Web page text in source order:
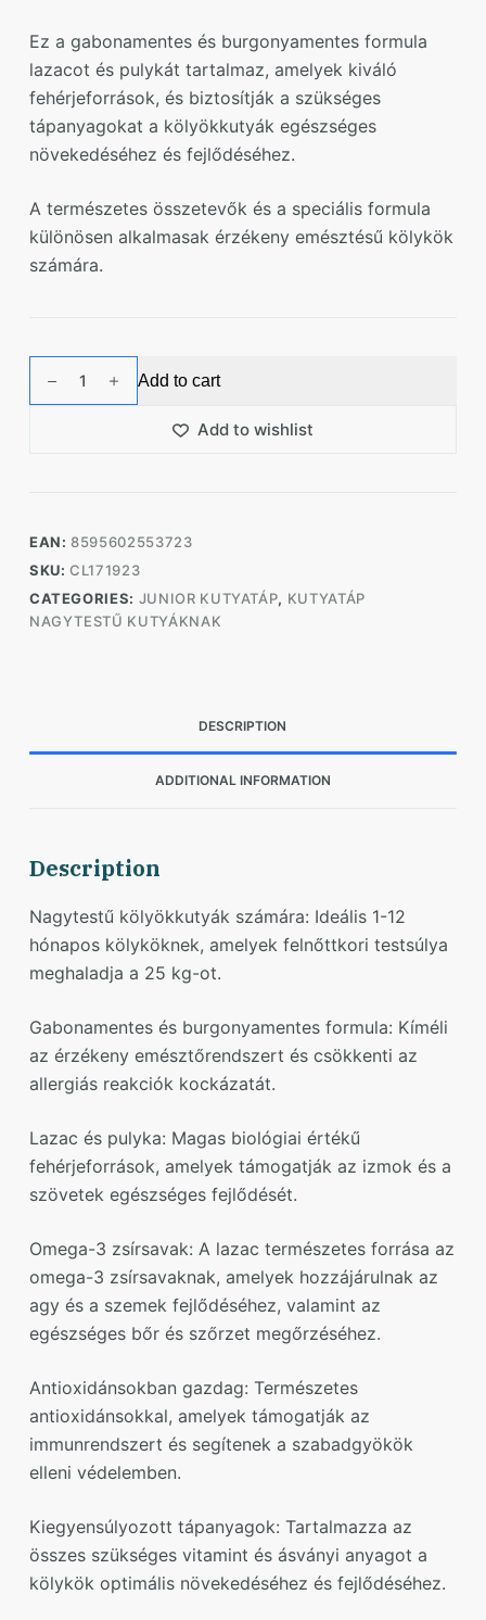
Ez a gabonamentes és burgonyamentes formula
lazacot és pulykát tartalmaz, amelyek kiváló
fehérjeforrások, és biztosítják a szükséges
tápanyagokat a kölyökkutyák egészséges
növekedéséhez és fejlődéséhez.
A természetes összetevők és a speciális formula
különösen alkalmasak érzékeny emésztésű kölykök
számára.
quantity
Add to cart
Add to wishlist
EAN:8595602553723
SKU:CL171923
CATEGORIES: JUNIOR KUTYATÁP, KUTYATÁP
NAGYTESTŰ KUTYÁKNAK
DESCRIPTION
ADDITIONAL INFORMATION
Description
Nagytestű kölyökkutyák számára: Ideális 1-12
hónapos kölyköknek, amelyek felnőttkori testsúlya
meghaladja a 25 kg-ot.
Gabonamentes és burgonyamentes formula: Kíméli
az érzékeny emésztőrendszert és csökkenti az
allergiás reakciók kockázatát.
Lazac és pulyka: Magas biológiai értékű
fehérjeforrások, amelyek támogatják az izmok és a
szövetek egészséges fejlődését.
Omega-3 zsírsavak: A lazac természetes forrása az
omega-3 zsírsavaknak, amelyek hozzájárulnak az
agy és a szemek fejlődéséhez, valamint az
egészséges bőr és szőrzet megőrzéséhez.
Antioxidánsokban gazdag: Természetes
antioxidánsokkal, amelyek támogatják az
immunrendszert és segítenek a szabadgyökök
elleni védelemben.
Kiegyensúlyozott tápanyagok: Tartalmazza az
összes szükséges vitamint és ásványi anyagot a
kölykök optimális növekedéséhez és fejlődéséhez.